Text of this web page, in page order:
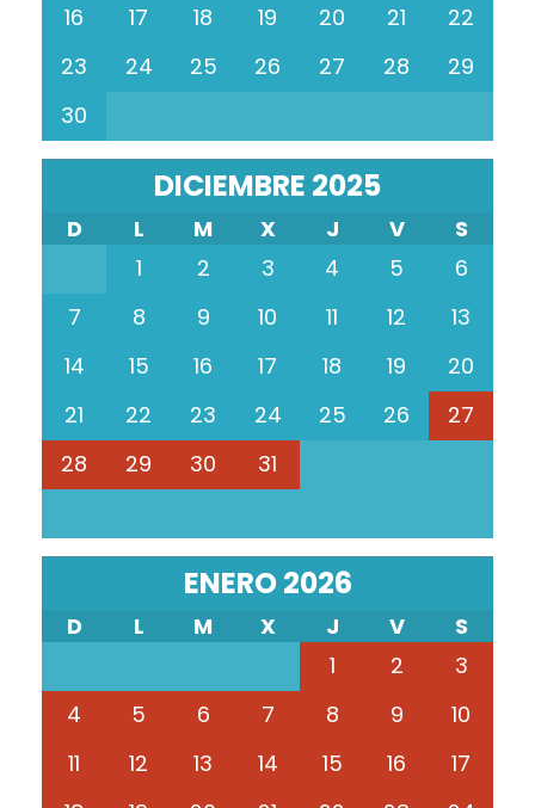
16
17 18 19 20 21
22
23
24 25 26 27 28
29
30
DICIEMBRE 2025
D L M X J V
S
1
2 3 4 5
6
7
8 9 10 11 12
13
14
15 16 17 18 19
20
21
22 23 24 25 26
27
28
29 30 31
ENERO 2026
D L M X J V
S
1
2
3
4
5 6 7 8 9
10
11
12 13 14 15 16
17